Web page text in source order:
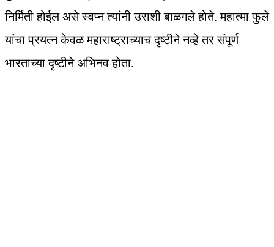
निर्मिती होईल असे स्वप्न त्यांनी उराशी बाळगले होते. महात्मा फुले
यांचा प्रयत्न केवळ महाराष्ट्राच्याच दृष्टीने नव्हे तर संपूर्ण
भारताच्या दृष्टीने अभिनव होता.